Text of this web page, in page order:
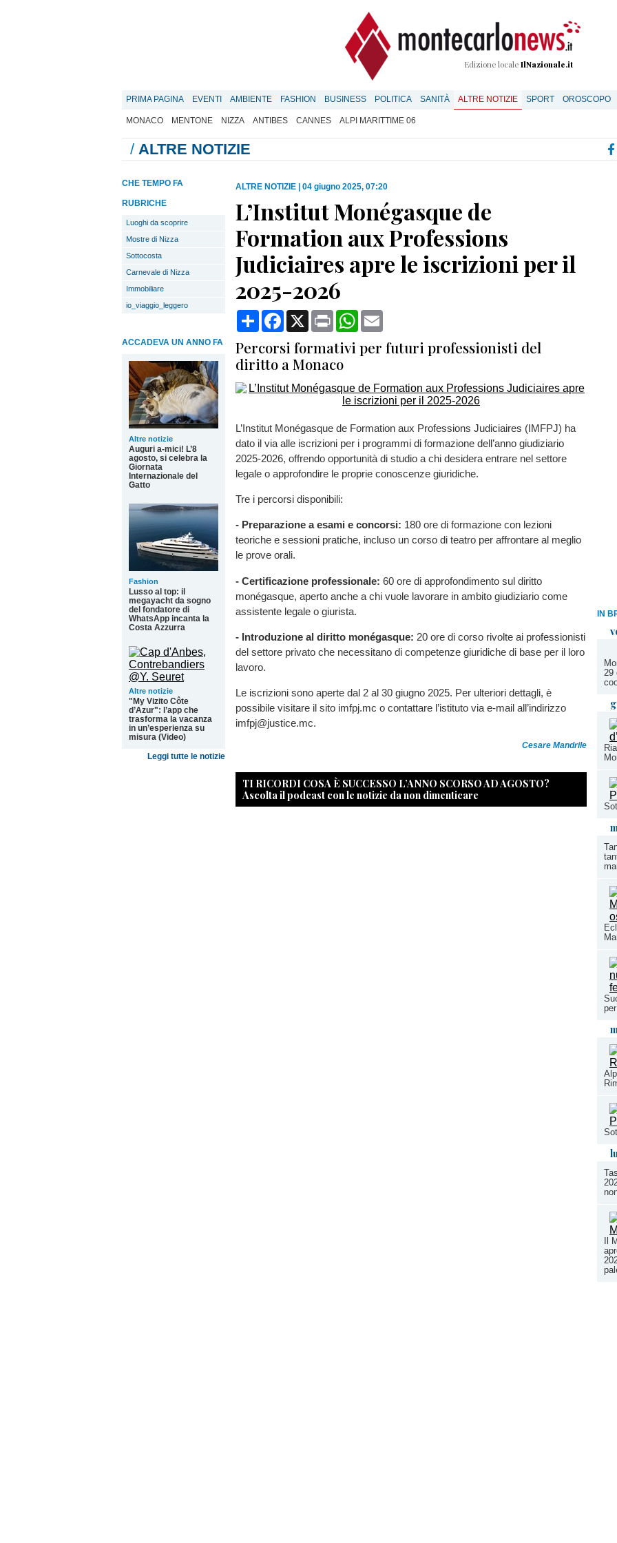
Edizione locale IlNazionale.it
PRIMA PAGINA EVENTI AMBIENTE FASHION BUSINESS POLITICA SANITÀ ALTRE NOTIZIE SPORT OROSCOPO
MONACO MENTONE NIZZA ANTIBES CANNES ALPI MARITTIME 06
/ ALTRE NOTIZIE
IN
29
Il
CHE TEMPO FA
RUBRICHE
Luoghi da scoprire
Mostre di Nizza
Sottocosta
Carnevale di Nizza
Immobiliare
io_viaggio_leggero
ACCADEVA UN ANNO FA
Altre notizie
Auguri a-mici! L’8
agosto, si celebra la
Giornata
Internazionale del
Gatto
Fashion
Lusso al top: il
megayacht da sogno
del fondatore di
WhatsApp incanta la
Costa Azzurra
Altre notizie
"My Vizito Côte
d’Azur": l’app che
trasforma la vacanza
in un’esperienza su
misura (Video)
Leggi tutte le notizie
ALTRE NOTIZIE 04 giugno 2025, 07:20
L’Institut Monégasque de
Formation aux Professions
Judiciaires apre le iscrizioni per il
2025-2026
CondividiFacebook
X Print WhatsApp
Percorsi formativi per futuri professionisti del
diritto a Monaco
L’Institut Monégasque de Formation aux Professions Judiciaires (IMFPJ) ha
dato il via alle iscrizioni per i programmi di formazione dell’anno giudiziario
2025-2026, offrendo opportunità di studio a chi desidera entrare nel settore
legale o approfondire le proprie conoscenze giuridiche.
Tre i percorsi disponibili:
- Preparazione a esami e concorsi: 180 ore di formazione con lezioni
teoriche e sessioni pratiche, incluso un corso di teatro per affrontare al meglio
le prove orali.
- Certificazione professionale: 60 ore di approfondimento sul diritto
monégasque, aperto anche a chi vuole lavorare in ambito giudiziario come
assistente legale o giurista.
- Introduzione al diritto monégasque: 20 ore di corso rivolte ai professionisti
del settore privato che necessitano di competenze giuridiche di base per il loro
lavoro.
Le iscrizioni sono aperte dal 2 al 30 giugno 2025. Per ulteriori dettagli, è
possibile visitare il sito imfpj.mc o contattare l’istituto via e-mail all’indirizzo
imfpj@justice.mc.
Cesare Mandrile
TI RICORDI COSA È SUCCESSO L’ANNO SCORSO AD AGOSTO?
Ascolta il podcast con le notizie da non dimenticare